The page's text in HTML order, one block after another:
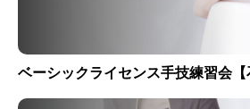
ベーシックライセンス手技練習会【